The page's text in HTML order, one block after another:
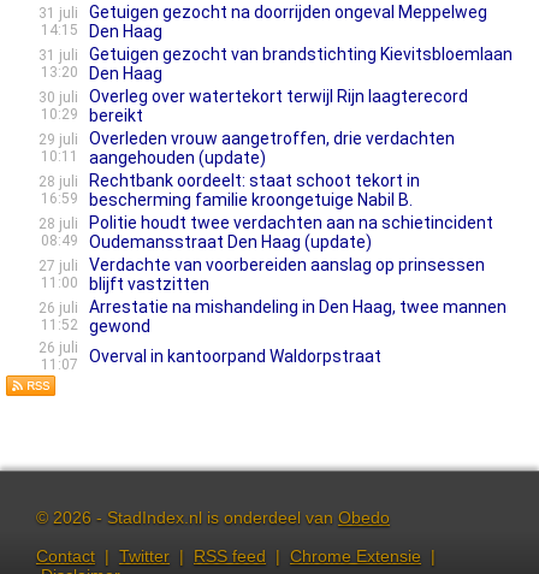
31 juli
14:15
Getuigen gezocht na doorrijden ongeval Meppelweg
Den Haag
31 juli
13:20
Getuigen gezocht van brandstichting Kievitsbloemlaan
Den Haag
30 juli
10:29
Overleg over watertekort terwijl Rijn laagterecord
bereikt
29 juli
10:11
Overleden vrouw aangetroffen, drie verdachten
aangehouden (update)
28 juli
16:59
Rechtbank oordeelt: staat schoot tekort in
bescherming familie kroongetuige Nabil B.
28 juli
08:49
Politie houdt twee verdachten aan na schietincident
Oudemansstraat Den Haag (update)
27 juli
11:00
Verdachte van voorbereiden aanslag op prinsessen
blijft vastzitten
26 juli
11:52
Arrestatie na mishandeling in Den Haag, twee mannen
gewond
26 juli
11:07
Overval in kantoorpand Waldorpstraat
© 2026 - StadIndex.nl is onderdeel van Obedo
Contact | Twitter | RSS feed | Chrome Extensie |